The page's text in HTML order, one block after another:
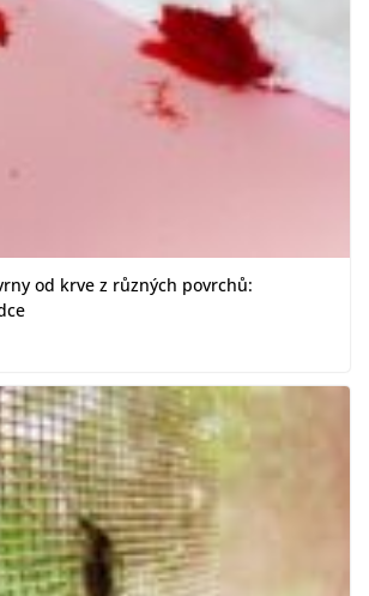
od krve z různých povrchů: